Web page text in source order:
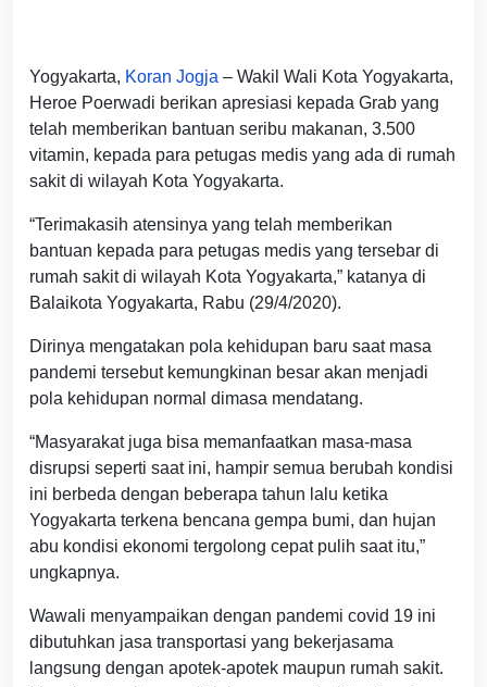
Yogyakarta, Koran Jogja – Wakil Wali Kota Yogyakarta,
Heroe Poerwadi berikan apresiasi kepada Grab yang
telah memberikan bantuan seribu makanan, 3.500
vitamin, kepada para petugas medis yang ada di rumah
sakit di wilayah Kota Yogyakarta.
“Terimakasih atensinya yang telah memberikan
bantuan kepada para petugas medis yang tersebar di
rumah sakit di wilayah Kota Yogyakarta,” katanya di
Balaikota Yogyakarta, Rabu (29/4/2020).
Dirinya mengatakan pola kehidupan baru saat masa
pandemi tersebut kemungkinan besar akan menjadi
pola kehidupan normal dimasa mendatang.
“Masyarakat juga bisa memanfaatkan masa-masa
disrupsi seperti saat ini, hampir semua berubah kondisi
ini berbeda dengan beberapa tahun lalu ketika
Yogyakarta terkena bencana gempa bumi, dan hujan
abu kondisi ekonomi tergolong cepat pulih saat itu,”
ungkapnya.
Wawali menyampaikan dengan pandemi covid 19 ini
dibutuhkan jasa transportasi yang bekerjasama
langsung dengan apotek-apotek maupun rumah sakit.